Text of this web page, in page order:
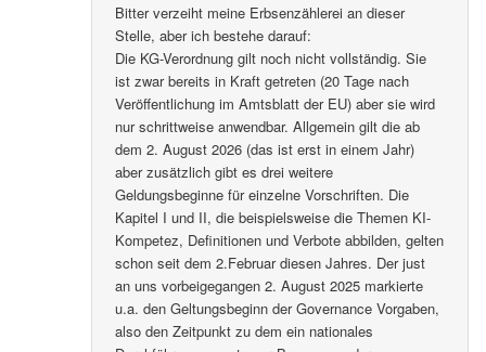
Bitter verzeiht meine Erbsenzählerei an dieser
Stelle, aber ich bestehe darauf:
Die KG-Verordnung gilt noch nicht vollständig. Sie
ist zwar bereits in Kraft getreten (20 Tage nach
Veröffentlichung im Amtsblatt der EU) aber sie wird
nur schrittweise anwendbar. Allgemein gilt die ab
dem 2. August 2026 (das ist erst in einem Jahr)
aber zusätzlich gibt es drei weitere
Geldungsbeginne für einzelne Vorschriften. Die
Kapitel I und II, die beispielsweise die Themen KI-
Kompetez, Definitionen und Verbote abbilden, gelten
schon seit dem 2.Februar diesen Jahres. Der just
an uns vorbeigegangen 2. August 2025 markierte
u.a. den Geltungsbeginn der Governance Vorgaben,
also den Zeitpunkt zu dem ein nationales